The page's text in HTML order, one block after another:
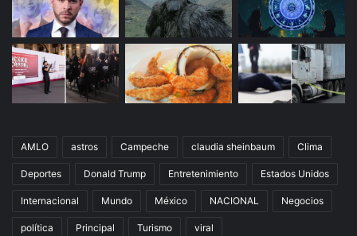
AMLO astros Campeche claudia sheinbaum Clima
Deportes Donald Trump Entretenimiento Estados Unidos
Internacional Mundo México NACIONAL Negocios
política Principal Turismo viral